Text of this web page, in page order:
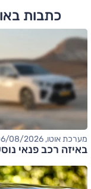
כתבות
מערכת אוטו, 06/08/2026
באיזה רכב פנאי